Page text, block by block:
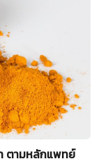
ตามหลักแพทย์